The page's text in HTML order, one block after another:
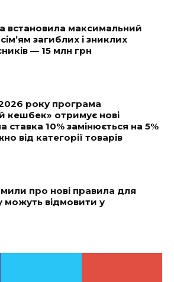
встановила максимальний
загиблих і зниклих
— 15 млн грн
року програма
кешбек» отримує нові
ставка 10% замінюється на 5%
від категорії товарів
про нові правила для
можуть відмовити у